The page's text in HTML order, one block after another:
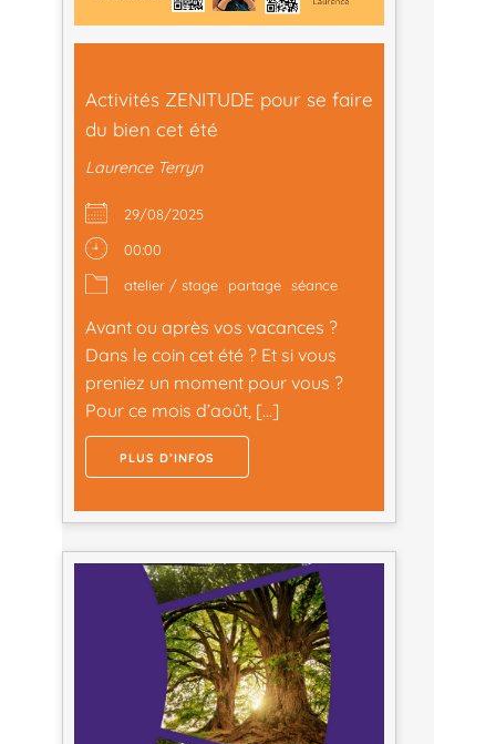
Activités ZENITUDE pour se faire
du bien cet été
Laurence Terryn
29/08/2025
00:00
atelier / stage
partage séance
Avant ou après vos vacances ?
Dans le coin cet été ? Et si vous
preniez un moment pour vous ?
Pour ce mois d’août, […]
PLUS D’INFOS